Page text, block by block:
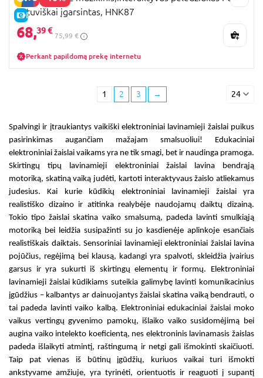
E-KAINA
lietuviškai įgarsintas, HNK87
68,39 €
75,99 €
Perkant papildomą prekę internetu
1 2 3 → 24
Spalvingi ir įtraukiantys vaikiški elektroniniai lavinamieji žaislai puikus
pasirinkimas augančiam mažajam smalsuoliui!
Edukaciniai
elektroniniai žaislai vaikams yra ne tik smagi, bet ir naudinga pramoga.
Skirtingų tipų
lavinamieji elektroniniai žaislai
lavina bendrąją
motoriką, skatiną vaiką judėti, kartoti interaktyvaus žaislo atliekamus
judesius. Kai kurie
kūdikių elektroniniai lavinamieji žaislaiyra
realistiško dizaino ir atitinka realybėje naudojamų daiktų dizainą.
Tokio tipo žaislai skatina vaiko smalsumą, padeda lavinti smulkiąją
motoriką bei leidžia susipažinti su jo kasdienėje aplinkoje esančiais
realistiškais daiktais. Sensoriniai lavinamieji elektroniniai žaislai lavina
pojūčius, regėjimą bei klausą, kadangi yra spalvoti, skleidžia įvairius
garsus ir yra sukurti iš skirtingų elementų ir formų.
Elektroniniai
lavinamieji žaislai kūdikiams suteikia galimybę lavinti komunikacinius
įgūdžius – kalbantys ar dainuojantys žaislai skatina vaiką bendrauti, o
tai padeda lavinti vaiko kalbą. Elektroniniai edukaciniai žaislai moko
vaikus vertingų gyvenimo pamokų, išlaiko vaiko susidomėjimą bei
augina vaiko intelekto koeficientą, nes elektroninis lavinamasis žaislas
padeda išlaikyti atmintį, raštingumą ir netgi gali išmokinti skaičiuoti.
Taip pat vienas iš būtinų įgūdžių, kuriuos vaikai turi išmokti
ankstyvame amžiuje, yra tyrinėti, orientuotis ir reaguoti į supantį